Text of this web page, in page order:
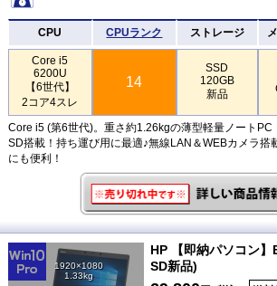
CPU CPUランク ストレージ
Core i5
6200U
【6世代】
2コア4スレ
14
SSD
120GB
新品
Core i5 (第6世代)。重さ約1.26kgの薄型軽量ノートPC
SD搭載！持ち運び用に最適♪無線LAN＆WEBカメラ搭
にも便利！
1920×1080
1.33kg
HP 【即納パソコン
SD新品)